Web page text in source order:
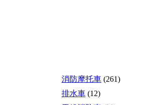
消防摩托車 (261)
排水車 (12)